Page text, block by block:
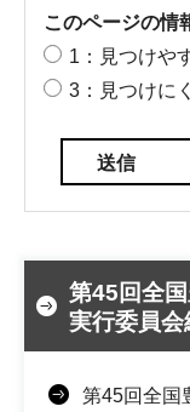
このページの情
1：見つけや
3：見つけに
第45回全
実行委員
第45回全国